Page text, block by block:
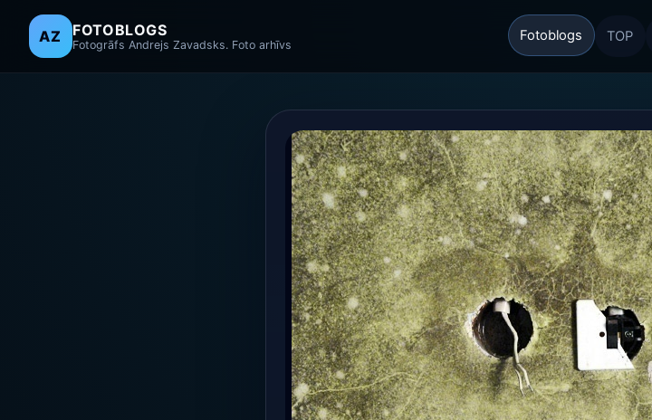
AZ FOTOBLOGS
Fotogrāfs Andrejs Zavadsks. Foto arhīvs
Fotoblogs TOP